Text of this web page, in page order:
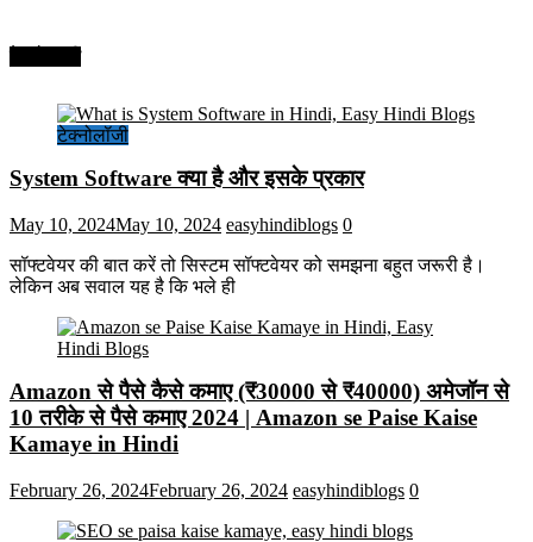
टेक्नोलॉजी
System Software क्या है और इसके प्रकार
May 10, 2024May 10, 2024 easyhindiblogs 0
सॉफ्टवेयर की बात करें तो सिस्टम सॉफ्टवेयर को समझना बहुत जरूरी है।
लेकिन अब सवाल यह है कि भले ही
Amazon से पैसे कैसे कमाए (₹30000 से ₹40000) अमेजॉन से
10 तरीके से पैसे कमाए 2024 | Amazon se Paise Kaise
Kamaye in Hindi
February 26, 2024February 26, 2024 easyhindiblogs 0